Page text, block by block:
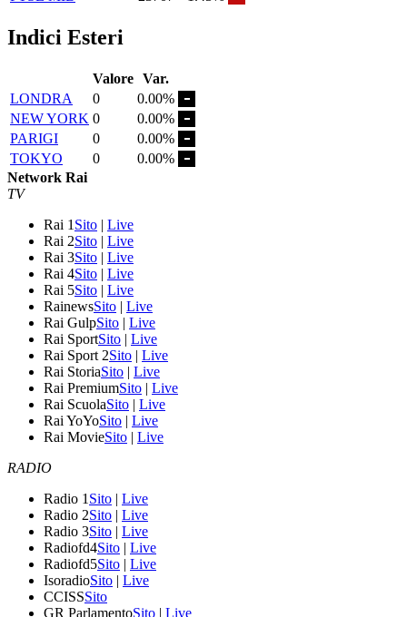
Indici Esteri
Valore Var.
LONDRA
0
0.00%
NEW YORK 0
0.00%
PARIGI
0
0.00%
TOKYO
0
0.00%
Network Rai
TV
Rai 1 Sito | Live
Rai 2Sito | Live
Rai 3Sito | Live
Rai 4Sito | Live
Rai 5Sito | Live
RainewsSito | Live
Rai GulpSito | Live
Rai SportSito | Live
Rai Sport 2Sito | Live
Rai StoriaSito | Live
Rai PremiumSito | Live
Rai ScuolaSito | Live
Rai YoYoSito | Live
Rai MovieSito | Live
RADIO
Radio 1 Sito | Live
Radio 2Sito | Live
Radio 3Sito | Live
Radiofd4Sito | Live
Radiofd5Sito | Live
IsoradioSito | Live
CCISSSito
GR ParlamentoSito | Live